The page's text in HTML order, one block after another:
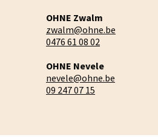
OHNE Zwalm
zwalm@ohne.be
0476 61 08 02
OHNE Nevele
nevele@ohne.be
09 247 07 15